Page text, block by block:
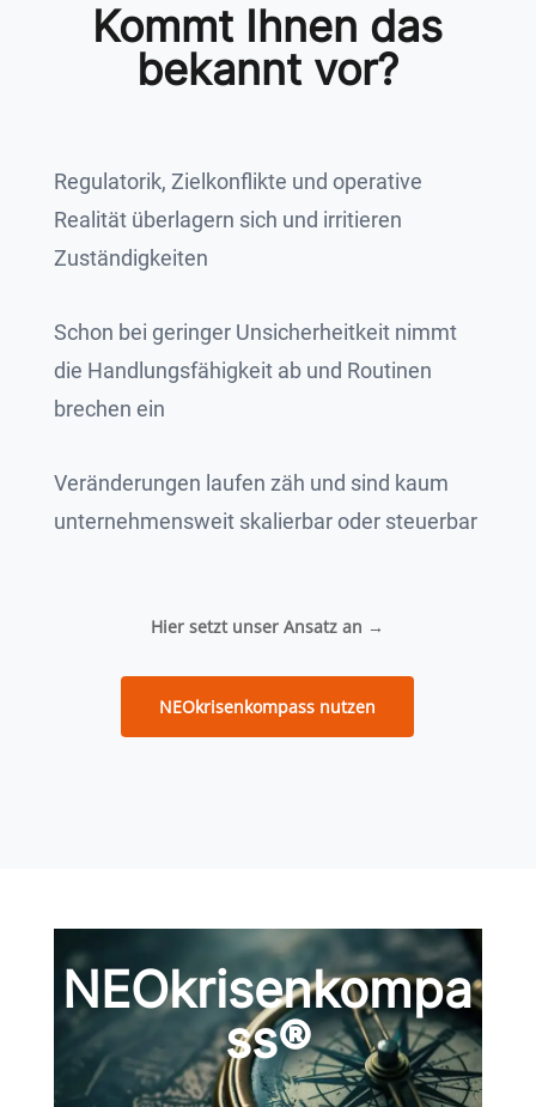
Kommt Ihnen das
bekannt vor?
Regulatorik, Zielkonflikte und operative
Realität überlagern sich und irritieren
Zuständigkeiten
Schon bei geringer Unsicherheitkeit nimmt
die Handlungsfähigkeit ab und Routinen
brechen ein
Veränderungen laufen zäh und sind kaum
unternehmensweit skalierbar oder steuerbar
Hier setzt unser Ansatz an →
NEOkrisenkompass nutzen
NEOkrisenkompa
ss®